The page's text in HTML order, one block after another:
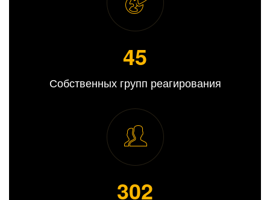
45
Собственных групп реагирования
308